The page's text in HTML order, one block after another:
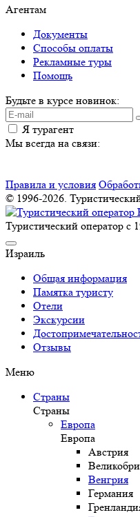
Агентам
Документы
Способы оплаты
Рекламные туры
Помощь
Будьте в курсе новинок:
Я турагент
Мы всегда на связи:
Правила и условия
© 1996-2026.
Туристический оператор с
Израиль
Общая информация
Памятка туристу
Отели
Экскурсии
Отзывы
Меню
Страны
Страны
Европа
Европа
Австрия
Венгрия
Германия